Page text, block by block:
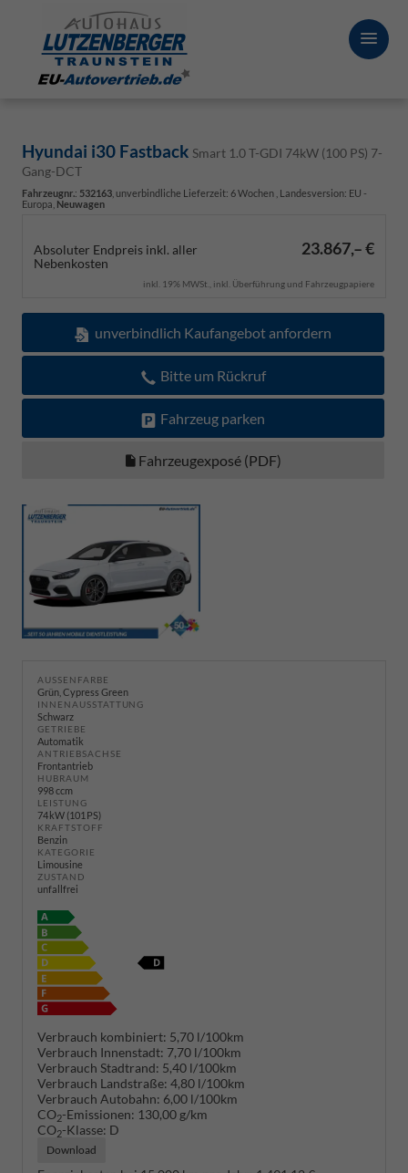
Hyundai i30 Fastback Smart 1.0 T-GDI 74kW (100 PS) 7-
Gang-DCT
Fahrzeugnr.: 532163 , unverbindliche Lieferzeit: 6 Wochen , Landesversion: EU -
Europa, Neuwagen
Absoluter Endpreis inkl. aller
Nebenkosten
23.867,– €
inkl. 19% MWSt., inkl. Überführung und Fahrzeugpapiere
unverbindlich Kaufangebot anfordern
Bitte um Rückruf
Fahrzeug parken
Fahrzeugexposé (PDF)
AUSSENFARBE
Grün, Cypress Green
INNENAUSSTATTUNG
Schwarz
GETRIEBE
Automatik
ANTRIEBSACHSE
Frontantrieb
HUBRAUM
998 ccm
LEISTUNG
74 kW (101 PS)
KRAFTSTOFF
Benzin
KATEGORIE
Limousine
ZUSTAND
unfallfrei
Verbrauch kombiniert: 5,70 l/100km
Verbrauch Innenstadt: 7,70 l/100km
Verbrauch Stadtrand: 5,40 l/100km
Verbrauch Landstraße: 4,80 l/100km
Verbrauch Autobahn: 6,00 l/100km
CO2-Emissionen: 130,00 g/km
CO2-Klasse: D
Download